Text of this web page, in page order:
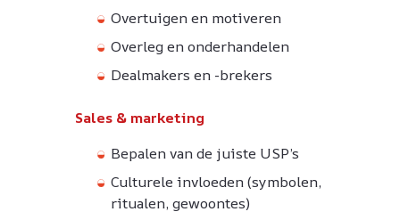
Overtuigen en motiveren
Overleg en onderhandelen
Dealmakers en -brekers
Sales & marketing
Bepalen van de juiste USP’s
Culturele invloeden (symbolen,
ritualen, gewoontes)